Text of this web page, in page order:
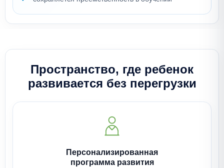
Пространство, где ребенок
развивается без перегрузки
Персонализированная
программа развития